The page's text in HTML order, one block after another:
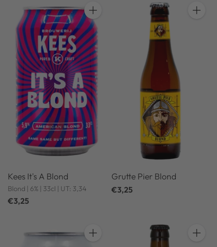
Anzahl
Kees It's A Blond
Blond | 6% | 33cl | UT: 3,34
€3,25
Grutte Pier Blond
€3,25
Anzahl